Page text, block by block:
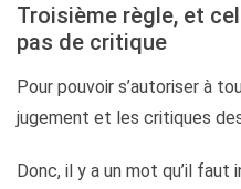
Troisième règle, et
pas de critique
Pour pouvoir s’autoriser à
jugement et les critiques
Donc, il y a un mot qu’il